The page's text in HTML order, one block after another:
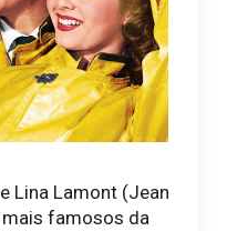
Lina Lamont (Jean
famosos da